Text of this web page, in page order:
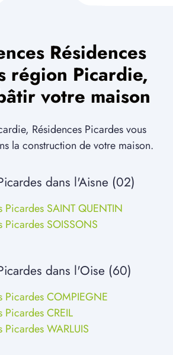
Résidences
région Picardie,
votre maison
Résidences Picardes vous
la construction de votre maison.
dans l'Aisne (02)
Picardes SAINT QUENTIN
Picardes SOISSONS
dans l'Oise (60)
Picardes COMPIEGNE
Picardes CREIL
Picardes WARLUIS